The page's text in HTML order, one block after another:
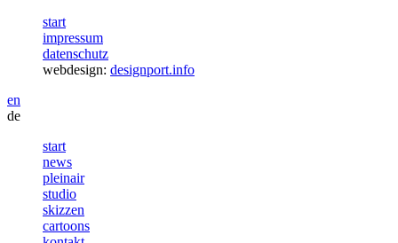
start
impressum
datenschutz
webdesign: designport.info
en
de
start
news
pleinair
studio
skizzen
cartoons